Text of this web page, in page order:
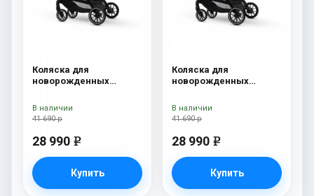
Коляска для
новорожденных
41 690 р
28 990 e
Купить
В наличии
Коляска для
новорожденных
41 690 р
28 990 e
Купить
В наличии